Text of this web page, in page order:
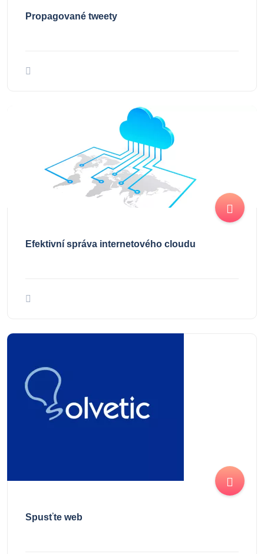
Propagované tweety
Efektivní správa internetového cloudu
Spusťte web